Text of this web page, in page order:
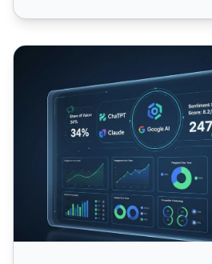
Automatisierung der KI-